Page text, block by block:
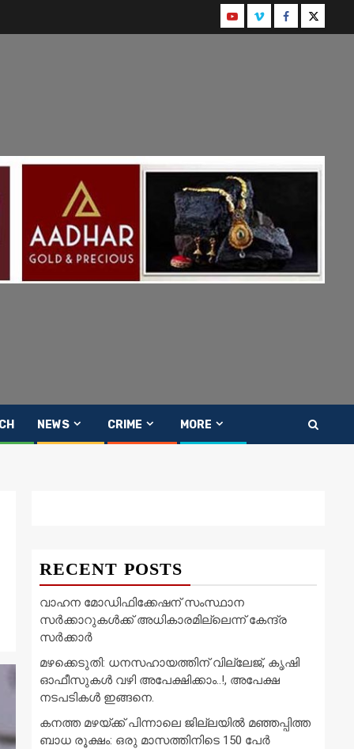
YoutubeInstagram
Facebook
Twitter
NEWS CRIME MORE
RECENT POSTS
വാഹന മോഡിഫിക്കേഷന് സംസ്ഥാന
സർക്കാറുകൾക്ക് അധികാരമില്ലെന്ന് കേന്ദ്ര
സർക്കാർ
മഴക്കെടുതി: ധനസഹായത്തിന് വില്ലേജ്, കൃഷി
ഓഫീസുകൾ വഴി അപേക്ഷിക്കാം..!, അപേക്ഷ
നടപടികൾ ഇങ്ങനെ.
കനത്ത മഴയ്‌ക്ക് പിന്നാലെ ജില്ലയിൽ മഞ്ഞപ്പിത്ത
ബാധ രൂക്ഷം: ഒരു മാസത്തിനിടെ 150 പേർ